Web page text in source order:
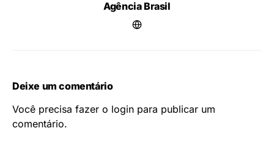
Agência Brasil
Deixe um comentário
Você precisa fazer o login para publicar um
comentário.